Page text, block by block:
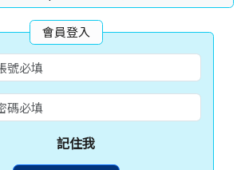
會員登入
記住我